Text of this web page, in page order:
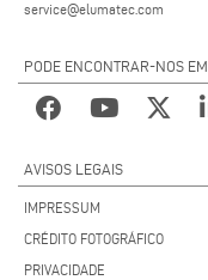
service@elumatec.com
PODE ENCONTRAR-NOS EM
AVISOS LEGAIS
IMPRESSUM
CRÉDITO FOTOGRÁFICO
PRIVACIDADE